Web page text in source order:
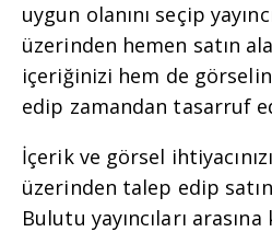
uygun olanını seçip
üzerinden hemen satın
içeriğinizi hem de
edip zamandan tasarruf
İçerik ve görsel
üzerinden talep edip
Bulutu yayıncıları